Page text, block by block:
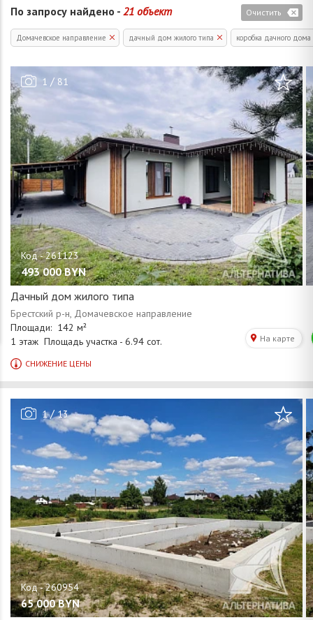
По запросу найдено - 21 объект Очистить
Домачевское направление дачный дом жилого типа коробка дачного дома
1 / 81
493 000 BYN
Дачный дом жилого типа
1/13
65 000 BYN